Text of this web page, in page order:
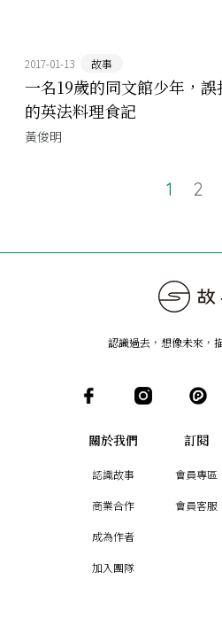
2017-01-13 故事
一名19歲的同文館少年，
的英法料理食記
黃俊明
1 2
認識過去，想像未來 ，
關於我們
認識故事
商業合作
成為作者
加入團隊
訂閱
會員專區
會員客服